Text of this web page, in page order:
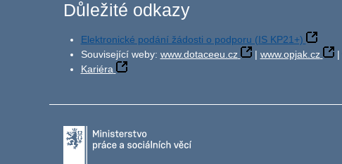
Důležité odkazy
Elektronické podání žádosti o podporu (IS KP21+)
Související weby: www.dotaceeu.cz | www.opjak.cz |
Kariéra